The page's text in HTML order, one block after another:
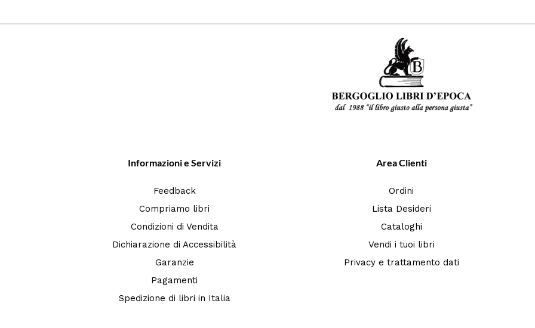
Informazioni e Servizi
Feedback
Compriamo libri
Condizioni di Vendita
Dichiarazione di Accessibilità
Garanzie
Pagamenti
Spedizione di libri in Italia
Area Clienti
Ordini
Lista Desideri
Cataloghi
Vendi i tuoi libri
Privacy e trattamento dati